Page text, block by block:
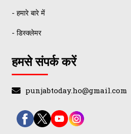
- हमारे बारे में
- डिस्क्लेमर
हमसे संपर्क करें
punjabtoday.ho@gmail.com